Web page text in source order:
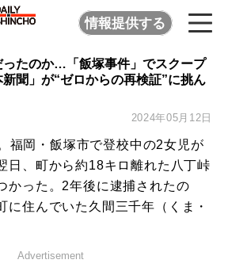
情報提供する
ったのか…「飯塚事件」でスクープ
聞」が“ゼロからの再検証”に挑ん
2024年05月12日
岡・飯塚市で登校中の2女児が
日、町から約18キロ離れた八丁峠
かった。2年後に逮捕されたの
に住んでいた久間三千年（くま・
Advertisement